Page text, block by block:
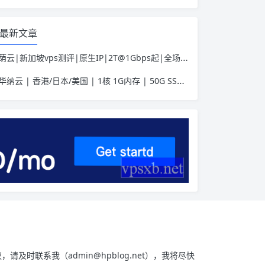
最新文章
云|新加坡vps测评|原生IP|2T@1Gbps起|全场7折|月付$7起|解锁新加坡流媒体|移动直连
纳云 | 香港/日本/美国 | 1核 1G内存 | 50G SSD | 不限流量 | 首月19.9元起
请及时联系我（admin@hpblog.net），我将尽快